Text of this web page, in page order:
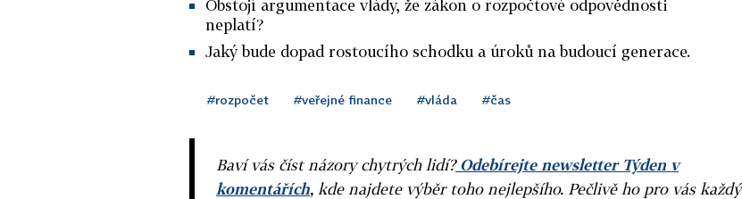
Obstojí argumentace vlády, že zákon o rozpočtové odpovědnosti
neplatí?
Jaký bude dopad rostoucího schodku a úroků na budoucí generace.
#rozpočet #veřejné finance #vláda #čas
Baví vás číst názory chytrých lidí?Odebírejte newsletter Týden v
komentářích, kde najdete výběr toho nejlepšího. Pečlivě ho pro vás každý